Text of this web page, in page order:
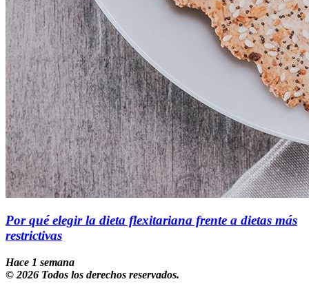
Por qué elegir la dieta flexitariana frente a dietas más
restrictivas
Hace 1 semana
© 2026 Todos los derechos reservados.